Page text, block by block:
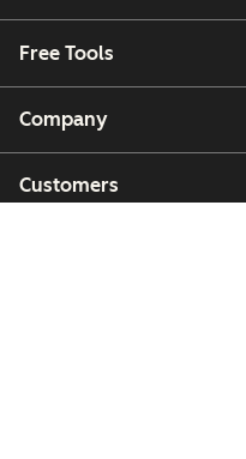
Free Tools
Company
Customers